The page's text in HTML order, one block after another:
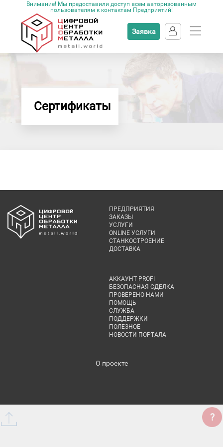
Внимание! Мы предоставили доступ всем авторизованным
пользователям к контактам Предприятий!
Заявка
Сертификаты
ПРЕДПРИЯТИЯ
ЗАКАЗЫ
УСЛУГИ
ONLINE УСЛУГИ
СТАНКОСТРОЕНИЕ
ДОСТАВКА
АККАУНТ PROFI
БЕЗОПАСНАЯ СДЕЛКА
ПРОВЕРЕНО НАМИ
ПОМОЩЬ
СЛУЖБА
ПОДДЕРЖКИ
ПОЛЕЗНОЕ
НОВОСТИ ПОРТАЛА
О проекте
?